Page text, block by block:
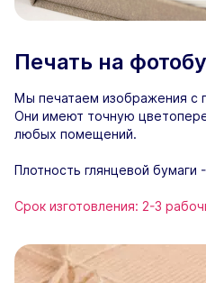
Печать на
Мы печатаем изображения с
Они имеют точную
любых помещений.
Плотность глянцевой бумаги
Срок изготовления: 2-3